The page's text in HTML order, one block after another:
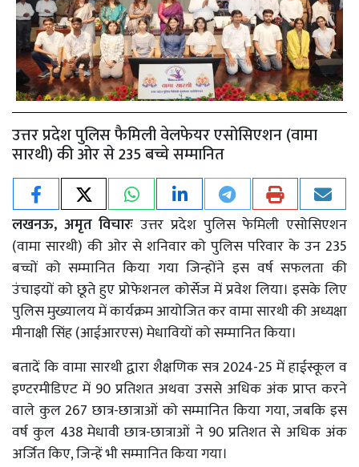
उत्तर प्रदेश पुलिस फैमिली वेलफेयर एसोसिएशन (वामा
सारथी) की ओर से 235 बच्चे सम्मानित
लखनऊ, अमृत विचारः उत्तर प्रदेश पुलिस फेमिली एसोसिएशन
(वामा सारथी) की ओर से शनिवार को पुलिस परिवार के उन 235
बच्चों को सम्मानित किया गया जिन्होंने इस वर्ष सफलता की
उंचाइयों को छूते हुए प्रोफेशनल कोर्सेज में प्रवेश लिया। इसके लिए
पुलिस मुख्यालय में कार्यक्रम आयोजित कर वामा सारथी की अध्यक्षा
मीनाक्षी सिंह (आईआरएस) मेधावियों को सम्मानित किया।
बतादें कि वामा सारथी द्वारा शैक्षणिक सत्र 2024-25 में हाईस्कूल व
इण्टरमीडिएट में 90 प्रतिशत अथवा उससे अधिक अंक प्राप्त करने
वाले कुल 267 छात्र-छात्राओं को सम्मानित किया गया, जबकि इस
वर्ष कुल 438 मेधावी छात्र-छात्राओं ने 90 प्रतिशत से अधिक अंक
अर्जित किए, जिन्हें भी सम्मानित किया गया।